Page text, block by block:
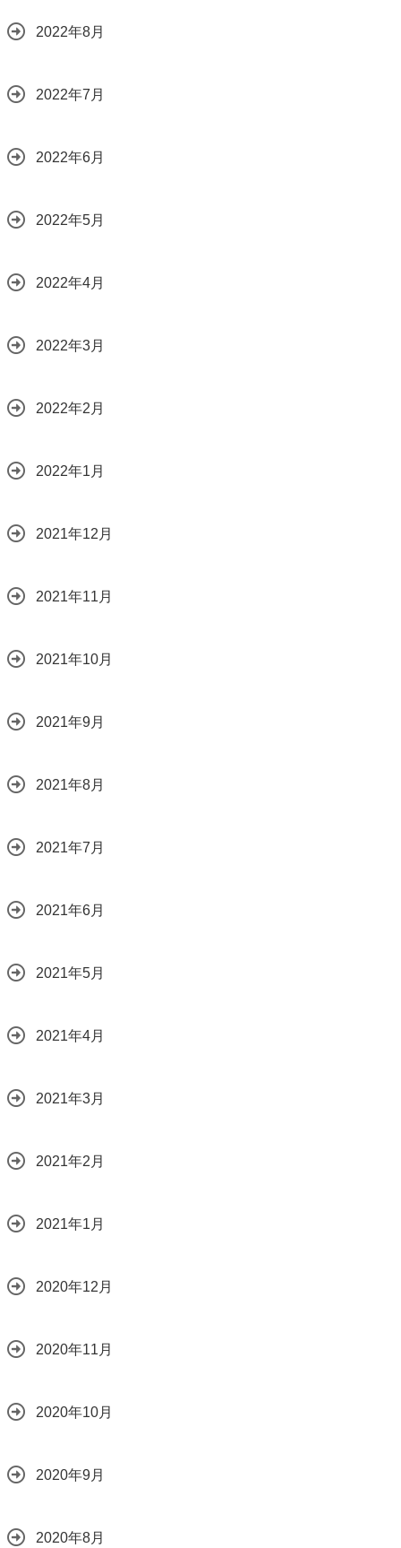
2022年8月
2022年7月
2022年6月
2022年5月
2022年4月
2022年3月
2022年2月
2022年1月
2021年12月
2021年11月
2021年10月
2021年9月
2021年8月
2021年7月
2021年6月
2021年5月
2021年4月
2021年3月
2021年2月
2021年1月
2020年12月
2020年11月
2020年10月
2020年9月
2020年8月